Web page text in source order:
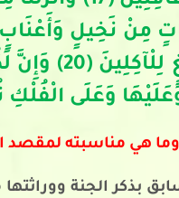
تَنْبُتُ
هي مناسبته لمقصد
بذكر الجنة ووراثتها